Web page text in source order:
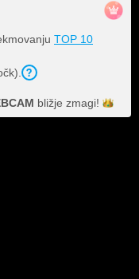
TOP 10
bližje zmagi!